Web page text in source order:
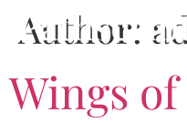
Author:
Wings of